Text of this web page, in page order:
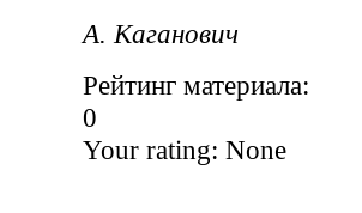
А. Каганович
Рейтинг материала:
0
Your rating: None